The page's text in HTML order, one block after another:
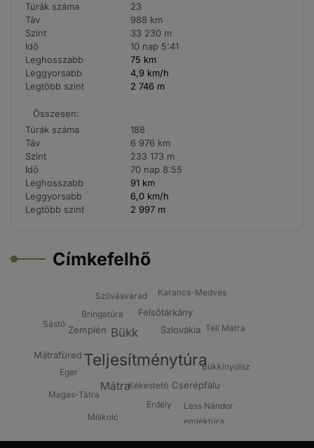
Túrák száma
23
Táv
988 km
Szint
33 230 m
Idő
10 nap 5:41
Leghosszabb
75 km
Leggyorsabb
4,9 km/h
Legtöbb szint
2 746 m
Összesen:
Túrák száma
188
Táv
6 976 km
Szint
233 173 m
Idő
70 nap 8:55
Leghosszabb
91 km
Leggyorsabb
6,0 km/h
Legtöbb szint
2 997 m
Címkefelhő
Teljesítménytúra
Bükk
Mátra Cserépfalu
Szlovákia
Zemplén
Mátrafüred
Felsőtárkány
Magas-Tátra
Erdély
Kékestető
Bükkinyúlsz
Eger
Téli Mátra
Szilvásvárad
Sástó
Bringatúra
Less Nándor
emléktúra
Karancs-Medves
Miskolc